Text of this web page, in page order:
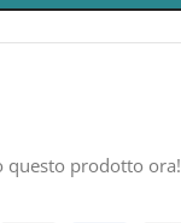
questo prodotto ora!